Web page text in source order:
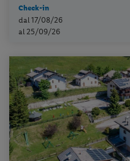
Check-in
dal 17/08/26
al 25/09/26